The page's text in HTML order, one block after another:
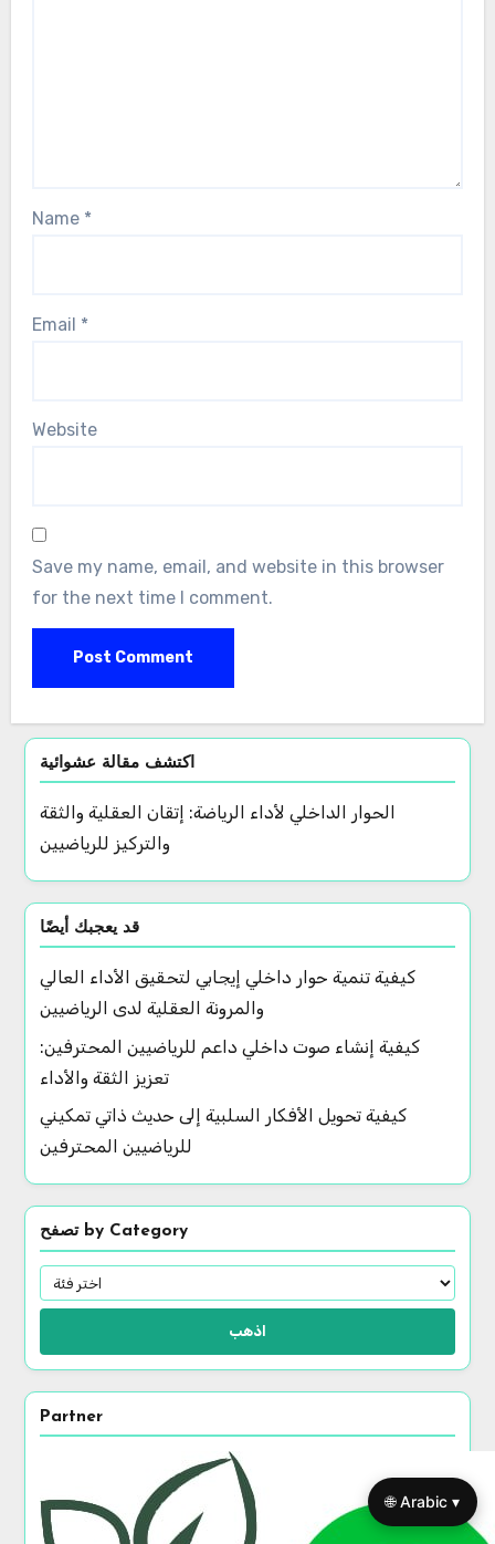
Name *
Email *
Website
Save my name, email, and website in this browser
for the next time I comment.
اكتشف مقالة عشوائية
الحوار الداخلي لأداء الرياضة: إتقان العقلية والثقة
والتركيز للرياضيين
قد يعجبك أيضًا
كيفية تنمية حوار داخلي إيجابي لتحقيق الأداء العالي
والمرونة العقلية لدى الرياضيين
كيفية إنشاء صوت داخلي داعم للرياضيين المحترفين:
تعزيز الثقة والأداء
كيفية تحويل الأفكار السلبية إلى حديث ذاتي تمكيني
للرياضيين المحترفين
تصفح by Category
اذهب
Partner
🌐 Arabic ▾